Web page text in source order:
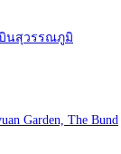
บินสุวรรณภูมิ
Garden, The Bund